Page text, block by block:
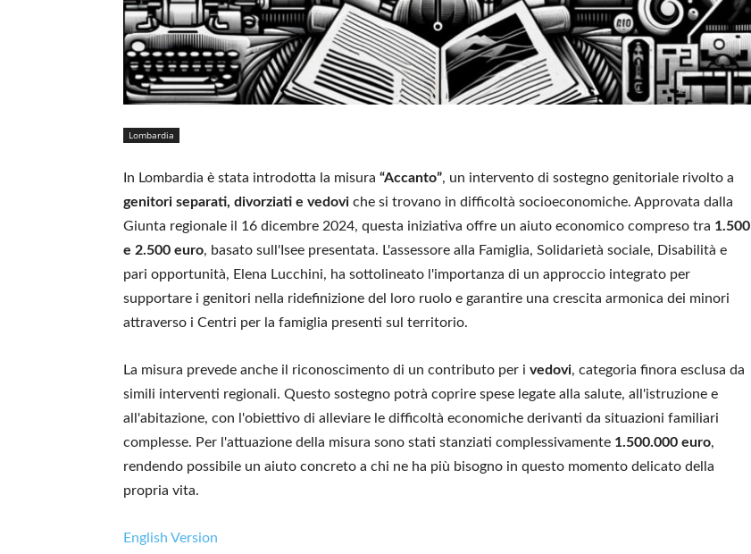
Lombardia
In Lombardia è stata introdotta la misura “Accanto”, un intervento di sostegno genitoriale rivolto a
genitori separati, divorziati e vedovi che si trovano in difficoltà socioeconomiche. Approvata dalla
Giunta regionale il 16 dicembre 2024, questa iniziativa offre un aiuto economico compreso tra 1.500
e 2.500 euro, basato sull'Isee presentata. L'assessore alla Famiglia, Solidarietà sociale, Disabilità e
pari opportunità, Elena Lucchini, ha sottolineato l'importanza di un approccio integrato per
supportare i genitori nella ridefinizione del loro ruolo e garantire una crescita armonica dei minori
attraverso i Centri per la famiglia presenti sul territorio.
La misura prevede anche il riconoscimento di un contributo per i vedovi, categoria finora esclusa da
simili interventi regionali. Questo sostegno potrà coprire spese legate alla salute, all'istruzione e
all'abitazione, con l'obiettivo di alleviare le difficoltà economiche derivanti da situazioni familiari
complesse. Per l'attuazione della misura sono stati stanziati complessivamente 1.500.000 euro,
rendendo possibile un aiuto concreto a chi ne ha più bisogno in questo momento delicato della
propria vita.
English Version